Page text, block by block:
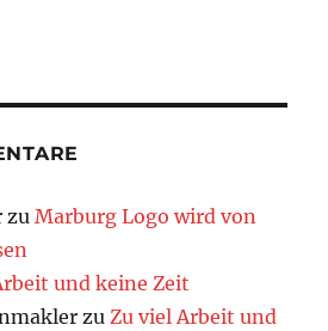
zuMarburg Logo wird von
und keine Zeit
zuZu viel Arbeit und